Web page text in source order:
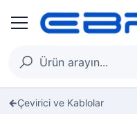
Çevirici ve Kablolar